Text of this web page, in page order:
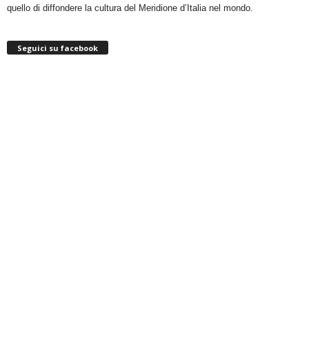
quello di diffondere la cultura del Meridione d’Italia nel mondo.
Seguici su facebook